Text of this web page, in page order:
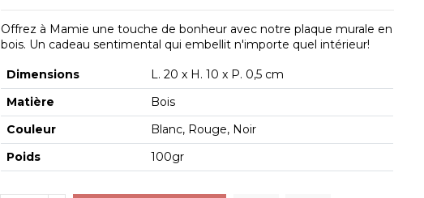
Offrez à Mamie une touche de bonheur avec notre plaque murale en
bois. Un cadeau sentimental qui embellit n'importe quel intérieur!
Dimensions
L. 20 x H. 10 x P. 0,5 cm
Matière
Bois
Couleur
Blanc, Rouge, Noir
Poids
100gr